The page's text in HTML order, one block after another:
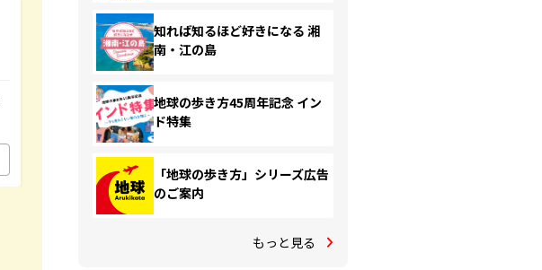
知れば知るほど好きになる 湘
南・江の島
地球の歩き方45周年記念 イン
ド特集
「地球の歩き方」シリーズ広告
のご案内
もっと見る